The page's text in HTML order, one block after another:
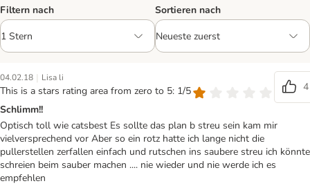
Filtern nach Sortieren nach
04.02.18 | Lisa li
This is a stars rating area from zero to 5: 1/5
4
Schlimm!!
Optisch toll wie catsbest Es sollte das plan b streu sein kam mir
vielversprechend vor Aber so ein rotz hatte ich lange nicht die
pullerstellen zerfallen einfach und rutschen ins saubere streu ich könnte
schreien beim sauber machen .... nie wieder und nie werde ich es
empfehlen